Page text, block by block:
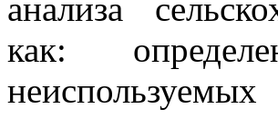
анализа
как: